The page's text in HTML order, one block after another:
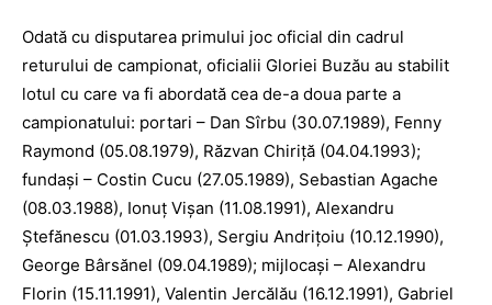
Odată cu disputarea primu­lui joc oficial din cadrul
returului de campionat, oficialii Gloriei Buzău au stabilit
lotul cu care va fi abordată cea de-a doua parte a
campionatului: portari – Dan Sîrbu (30.07.1989), Fenny
Raymond (05.08.1979), Răzvan Chiriţă (04.04.1993);
fundaşi – Costin Cucu (27.05.1989), Sebastian Agache
(08.03.1988), Ionuţ Vişan (11.08.1991), Alexandru
Ştefănescu (01.03.1993), Sergiu Andriţoiu (10.12.1990),
George Bârsănel (09.04.1989); mijlocaşi – Alexandru
Florin (15.11.1991), Valentin Jercălău (16.12.1991), Gabriel